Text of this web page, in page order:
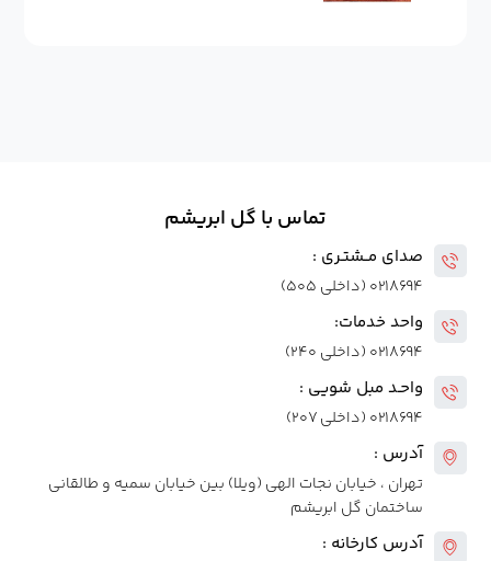
تماس با گل ابریشم
صدای مــشتـری :
۰۲۱۸۶۹۴ (داخلی ۵۰۵)
واحد خدمات:
۰۲۱۸۶۹۴ (داخلی ۲۴۰)
واحـد مبل شویی :
۰۲۱۸۶۹۴ (داخلی ۲۰۷)
آدرس :
تهران ، خیابان نجات الهی (ویلا) بین خیابان سمیه و طالقانی
ساختمان گل ابریشم
آدرس کارخانه :